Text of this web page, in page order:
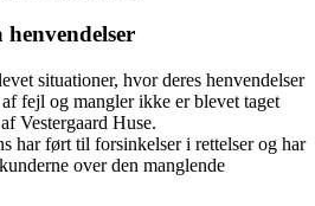
henvendelser
situationer, hvor deres henvendelser
fejl og mangler ikke er blevet taget
Vestergaard Huse.
har ført til forsinkelser i rettelser og har
over den manglende